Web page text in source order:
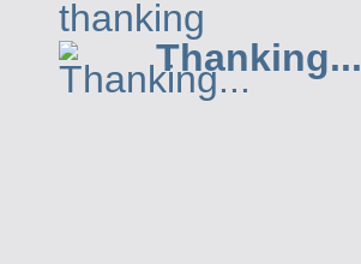
Thanking...